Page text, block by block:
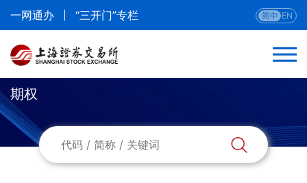
一网通办 “三开门”专栏 简中 EN
返回
规则总览
期权